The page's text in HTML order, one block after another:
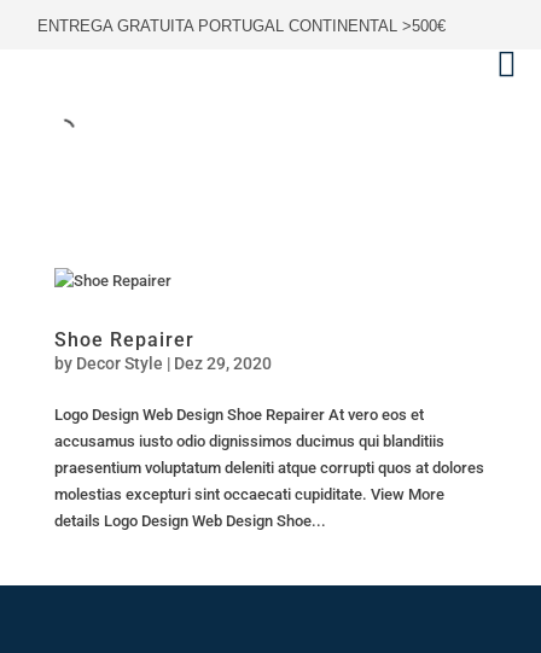
ENTREGA GRATUITA PORTUGAL CONTINENTAL >500€
Shoe Repairer
by Decor Style | Dez 29, 2020
Logo Design Web Design Shoe Repairer At vero eos et
accusamus iusto odio dignissimos ducimus qui blanditiis
praesentium voluptatum deleniti atque corrupti quos at dolores
molestias excepturi sint occaecati cupiditate. View More
details Logo Design Web Design Shoe...